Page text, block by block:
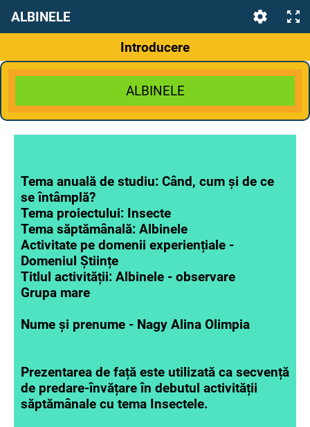
ALBINELE
Introducere
ALBINELE
Tema anuală de studiu: Când, cum și de ce
se întâmplă?
Tema proiectului: Insecte
Tema săptămânală: Albinele
Activitate pe domenii experiențiale -
Domeniul Științe
Titlul activității: Albinele - observare
Grupa mare
Nume și prenume - Nagy Alina Olimpia
Prezentarea de față este utilizată ca secvență
de predare-învățare în debutul activității
săptămânale cu tema Insectele.